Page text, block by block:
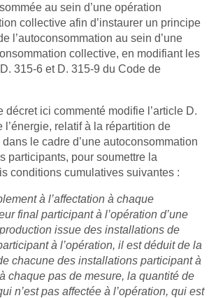
au sein d’une opération
collective afin d’instaurer un principe
l’autoconsommation au sein d’une
collective, en modifiant les
315-6 et D. 315-9 du Code de
décret ici commenté modifie l’article D.
l’énergie, relatif à la répartition de
dans le cadre d’une autoconsommation
participants, pour soumettre la
conditions cumulatives suivantes :
à l’affectation à chaque
final participant à l’opération d’une
issue des installations de
à l’opération, il est déduit de la
chacune des installations participant à
chaque pas de mesure, la quantité de
n’est pas affectée à l’opération, qui est